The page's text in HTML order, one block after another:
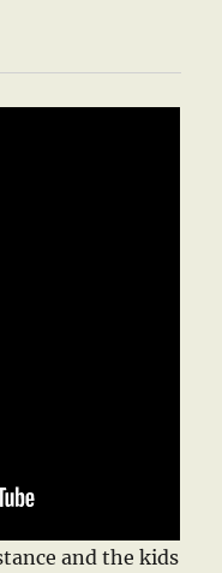
and the kids